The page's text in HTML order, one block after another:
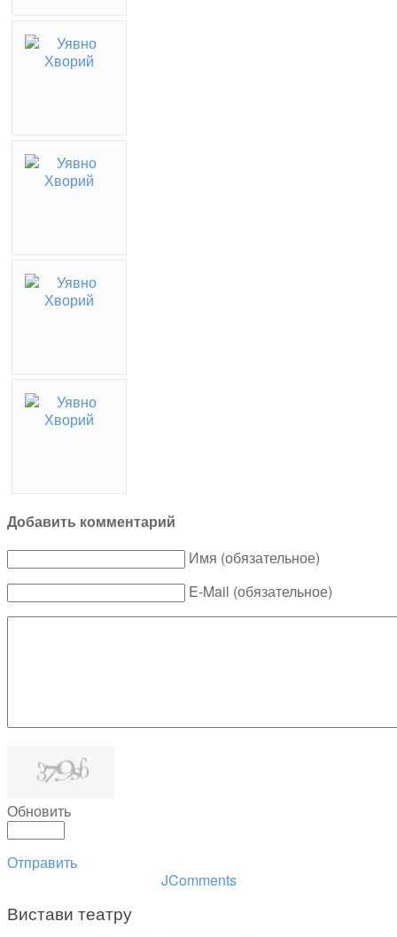
Добавить комментарий
Имя (обязательное)
E-Mail (обязательное)
Обновить
Отправить
JComments
Вистави театру